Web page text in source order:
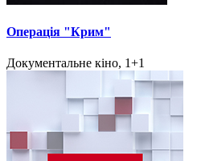
Операція "Крим"
Документальне кіно, 1+1